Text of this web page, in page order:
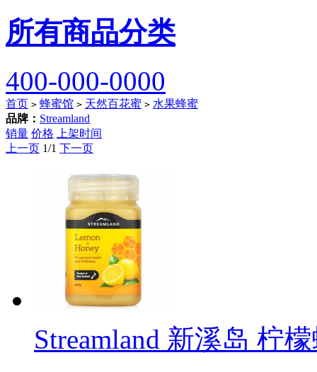
所有商品分类
400-000-0000
首页 > 蜂蜜馆 > 天然百花蜜 > 水果蜂蜜
品牌： Streamland
销量 价格
上架时间
上一页 1/1 下一页
Streamland 新溪岛 柠